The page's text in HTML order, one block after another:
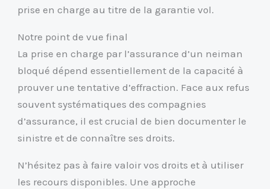
prise en charge au titre de la garantie vol.
Notre point de vue final
La prise en charge par l’assurance d’un neiman
bloqué dépend essentiellement de la capacité à
prouver une tentative d’effraction. Face aux refus
souvent systématiques des compagnies
d’assurance, il est crucial de bien documenter le
sinistre et de connaître ses droits.
N’hésitez pas à faire valoir vos droits et à utiliser
les recours disponibles. Une approche